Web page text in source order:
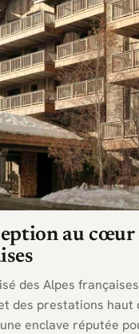
au cœur
des Alpes
des prestations haut
enclave réputée